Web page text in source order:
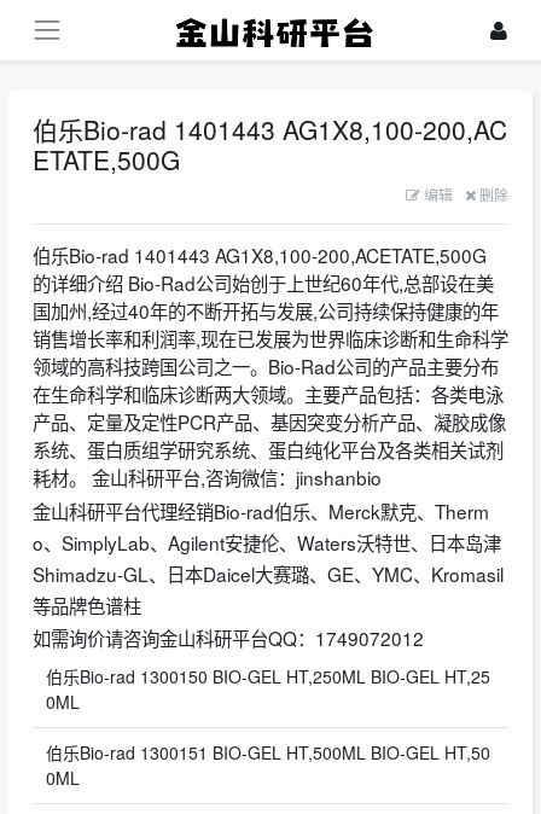
伯乐Bio-rad 1401443 AG1X8,100-200,AC
ETATE,500G
编辑 删除
伯乐Bio-rad 1401443 AG1X8,100-200,ACETATE,500G
的详细介绍 Bio-Rad公司始创于上世纪60年代,总部设在美
国加州,经过40年的不断开拓与发展,公司持续保持健康的年
销售增长率和利润率,现在已发展为世界临床诊断和生命科学
领域的高科技跨国公司之一。Bio-Rad公司的产品主要分布
在生命科学和临床诊断两大领域。主要产品包括：各类电泳
产品、定量及定性PCR产品、基因突变分析产品、凝胶成像
系统、蛋白质组学研究系统、蛋白纯化平台及各类相关试剂
耗材。 金山科研平台,咨询微信：jinshanbio
金山科研平台代理经销Bio-rad伯乐、Merck默克、Therm
o、SimplyLab、Agilent安捷伦、Waters沃特世、日本岛津
Shimadzu-GL、日本Daicel大赛璐、GE、YMC、Kromasil
等品牌色谱柱
如需询价请咨询金山科研平台QQ：1749072012
伯乐Bio-rad 1300150 BIO-GEL HT,250ML BIO-GEL HT,25
0ML
伯乐Bio-rad 1300151 BIO-GEL HT,500ML BIO-GEL HT,50
0ML